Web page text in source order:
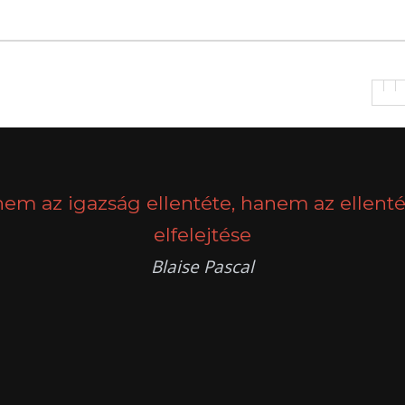
az igazság ellentéte, hanem az
elfelejtése
Blaise Pascal